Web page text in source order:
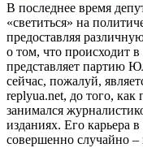
В последнее время
«светиться» на
предоставляя
о том, что происходит
представляет партию
сейчас, пожалуй,
replyua.net, до того,
занимался
изданиях. Его карьера
совершенно случайно